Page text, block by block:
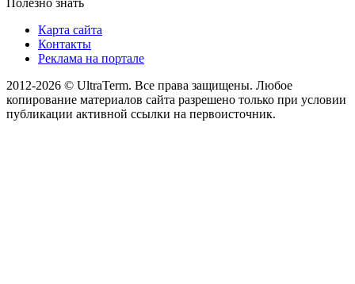
Полезно знать
Карта сайта
Контакты
Реклама на портале
2012-2026 © UltraTerm. Все права защищены. Любое
копирование материалов сайта разрешено только при условии
публикации активной ссылки на первоисточник.